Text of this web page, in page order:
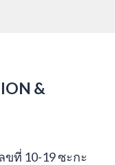
&
ขที่ 10-19 ซะกะ